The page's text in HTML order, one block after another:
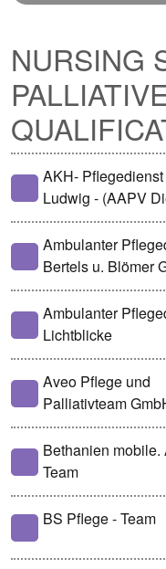
NURSING
AKH- Pflegedienst
Ludwig - (AAPV
Ambulanter
Bertels u. Blömer
Ambulanter
Lichtblicke
Aveo Pflege und
Palliativteam
Bethanien mobile.
Team
BS Pflege - Team